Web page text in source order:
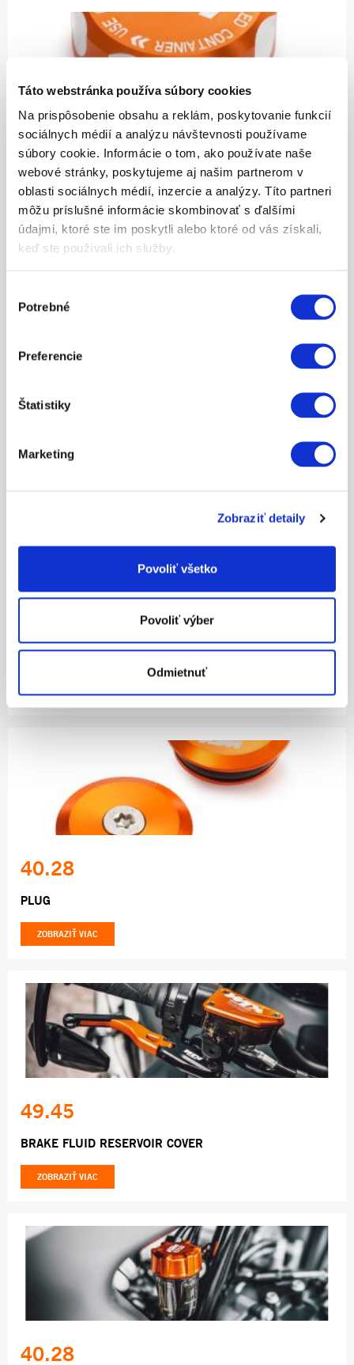
Táto webstránka používa súbory cookies
Na prispôsobenie obsahu a reklám, poskytovanie funkcií
sociálnych médií a analýzu návštevnosti používame
súbory cookie. Informácie o tom, ako používate naše
webové stránky, poskytujeme aj našim partnerom v
oblasti sociálnych médií, inzercie a analýzy. Títo partneri
môžu príslušné informácie skombinovať s ďalšími
údajmi, ktoré ste im poskytli alebo ktoré od vás získali,
keď ste používali ich služby.
súhlasu
Potrebné
Preferencie
Štatistiky
Marketing
Zobraziť detaily
Povoliť všetko
Povoliť výber
Odmietnuť
20.11
BRAKE FLUID RESERVOIR CAP
ZOBRAZIŤ VIAC
BRAKE FLUID RESERVOIR CAP
ZOBRAZIŤ VIAC
ZOBRAZIŤ VIAC
40.28
PLUG
ZOBRAZIŤ VIAC
49.45
BRAKE FLUID RESERVOIR COVER
ZOBRAZIŤ VIAC
40.28